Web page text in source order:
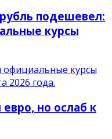
подешевел:
курсы
официальные курсы
2026 года.
но ослаб к